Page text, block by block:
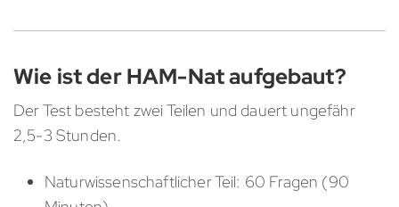
Wie ist der HAM-Nat aufgebaut?
Der Test besteht zwei Teilen und dauert ungefähr
2,5-3 Stunden.
Naturwissenschaftlicher Teil: 60 Fragen (90